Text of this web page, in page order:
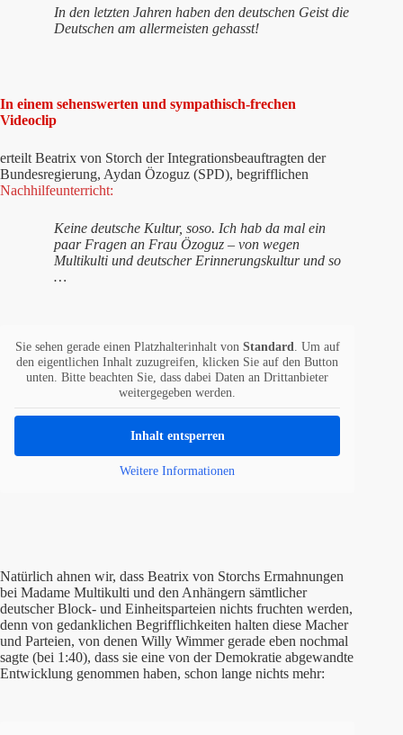
In den letzten Jahren haben den deutschen Geist die
Deutschen am allermeisten gehasst!
In einem sehenswerten und sympathisch-frechen
Videoclip
erteilt Beatrix von Storch der Integrationsbeauftragten der
Bundesregierung, Aydan Özoguz (SPD), begrifflichen
Nachhilfeunterricht:
Keine deutsche Kultur, soso. Ich hab da mal ein
paar Fragen an Frau Özoguz – von wegen
Multikulti und deutscher Erinnerungskultur und so
…
Sie sehen gerade einen Platzhalterinhalt von Standard
. Um auf
den eigentlichen Inhalt zuzugreifen, klicken Sie auf den Button
unten. Bitte beachten Sie, dass dabei Daten an Drittanbieter
weitergegeben werden.
Inhalt entsperren
Weitere Informationen
Natürlich ahnen wir, dass Beatrix von Storchs Ermahnungen
bei Madame Multikulti und den Anhängern sämtlicher
deutscher Block- und Einheitsparteien nichts fruchten werden,
denn von gedanklichen Begrifflichkeiten halten diese Macher
und Parteien, von denen Willy Wimmer gerade eben nochmal
sagte (bei 1:40), dass sie eine von der Demokratie abgewandte
Entwicklung genommen haben, schon lange nichts mehr: